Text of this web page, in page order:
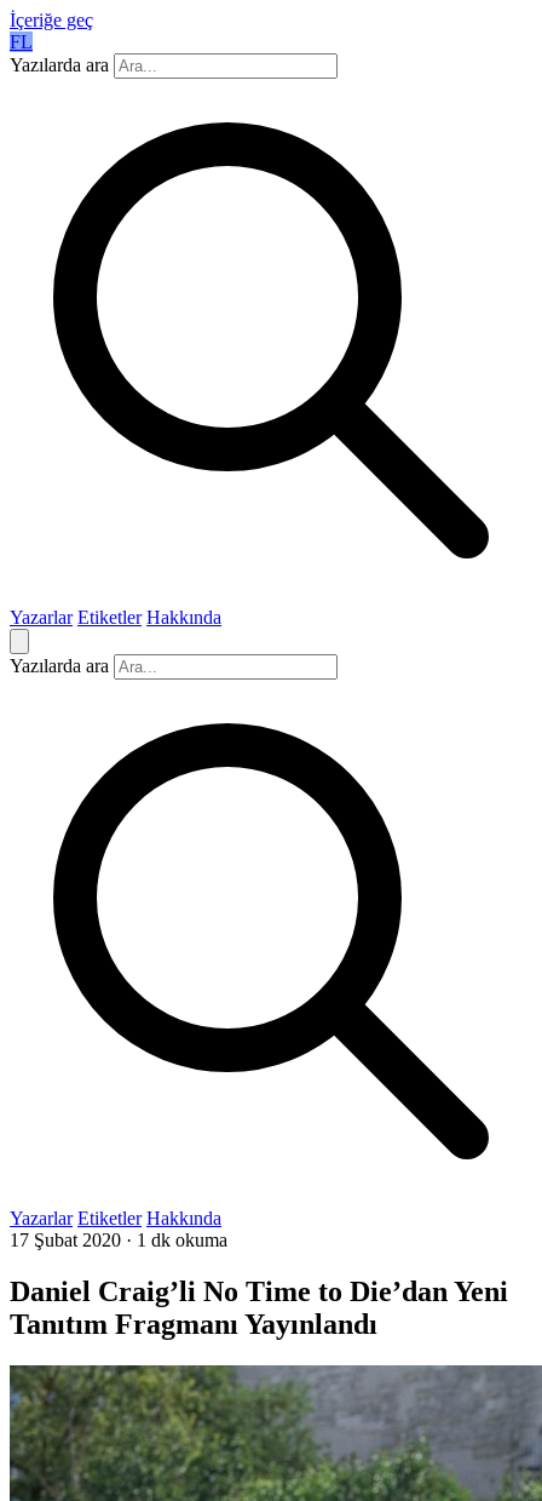
İçeriğe geç
FL
Yazılarda ara
Yazarlar Etiketler Hakkında
Yazılarda ara
Yazarlar Etiketler Hakkında
17 Şubat 2020 · 1 dk okuma
Daniel Craig’li No Time to Die’dan Yeni
Tanıtım Fragmanı Yayınlandı